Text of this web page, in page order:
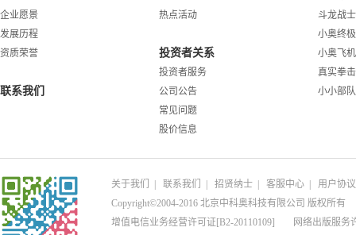
企业愿景
发展历程
资质荣誉
联系我们
热点活动
投资者关系
投资者服务
公司公告
常见问题
股价信息
斗龙战
小奥终
小奥飞
真实拳击
小小部
关于我们 联系我们 招贤纳士 客服中心
用户协议
Copyright©2004-2016 北京中科奥科技有限公司 版权所有
增值电信业务经营许可证[B2-20110109]
网络出版服务